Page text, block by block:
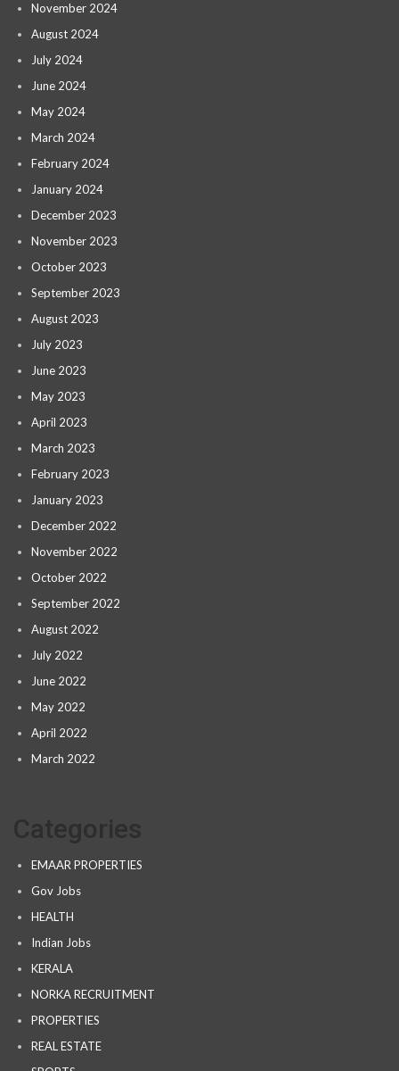
November 2024
August 2024
July 2024
June 2024
May 2024
March 2024
February 2024
January 2024
December 2023
November 2023
October 2023
September 2023
August 2023
July 2023
June 2023
May 2023
April 2023
March 2023
February 2023
January 2023
December 2022
November 2022
October 2022
September 2022
August 2022
July 2022
June 2022
May 2022
April 2022
March 2022
EMAAR PROPERTIES
Gov Jobs
HEALTH
Indian Jobs
KERALA
NORKA RECRUITMENT
PROPERTIES
REAL ESTATE